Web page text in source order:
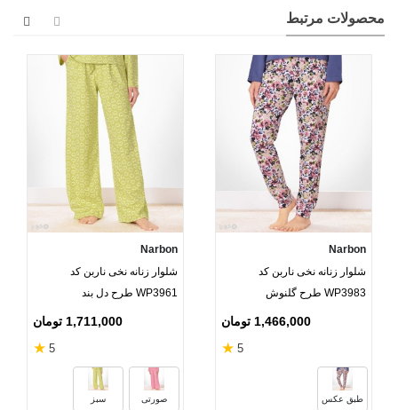
محصولات مرتبط
Narbon
شلوار زنانه نخی ناربن کد
WP3983 طرح گلنوش
1,466,000 تومان
5
★
طبق عکس
Narbon
شلوار زنانه نخی ناربن کد
WP3961 طرح دل بند
1,711,000 تومان
5
★
صورتی سبز